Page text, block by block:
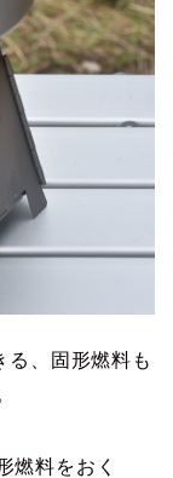
る、固形燃料も
燃料をおく